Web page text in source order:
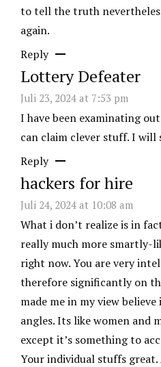
to tell the truth
again.
Reply
Lottery Defeater
Juli 23, 2024 at 7:53 pm
I have been examinating
can claim clever stuff. I will
Reply
hackers for hire
Juli 24, 2024 at 10:08 am
What i don’t realize is in
really much more smartly-
right now. You are very
therefore significantly on
made me in my view
angles. Its like women and
except it’s something to
Your individual stuffs